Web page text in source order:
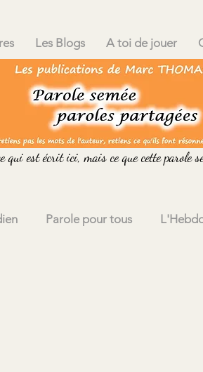
Les Blogs A toi de jouer
qui est écrit ici, mais ce que cette parole
Parole pour tous